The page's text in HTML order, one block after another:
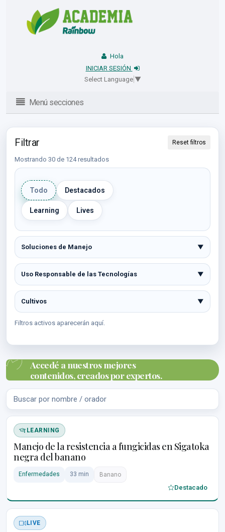
Hola
INICIAR SESIÓN
Select Language ▼
Menú secciones
Filtrar Reset filtros
Mostrando 30 de 124 resultados
Todo Destacados
Learning Lives
Soluciones de Manejo ▼
Uso Responsable de las Tecnologías ▼
Cultivos ▼
Filtros activos aparecerán aquí.
Accedé a nuestros mejores
contenidos, creados por expertos.
LEARNING
Manejo de la resistencia a fungicidas en Sigatoka
negra del banano
Enfermedades 33 min Banano
Destacado
LIVE